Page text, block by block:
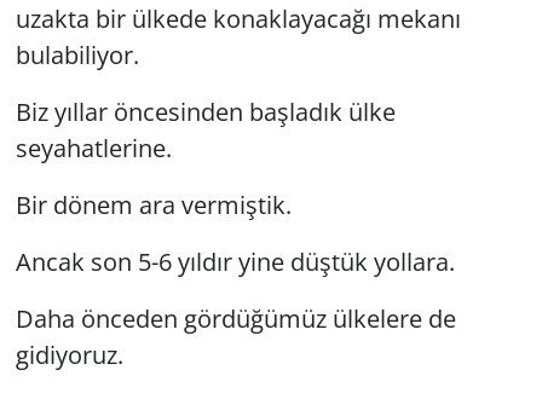
uzakta bir ülkede konaklayacağı mekanı
bulabiliyor.
Biz yıllar öncesinden başladık ülke
seyahatlerine.
Bir dönem ara vermiştik.
Ancak son 5-6 yıldır yine düştük yollara.
Daha önceden gördüğümüz ülkelere de
gidiyoruz.